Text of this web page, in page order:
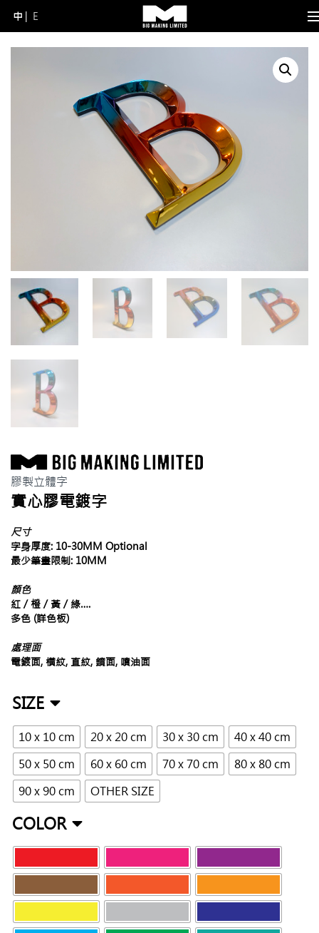
中 E
膠製立體字
實心膠電鍍字
尺寸
字身厚度: 10-30MM Optional
最少筆畫限制: 10MM
顏色
紅 / 橙 / 黃 / 綠….
多色 (詳色板)
處理面
電鍍面, 橫紋, 直紋, 鏡面, 噴油面
SIZE
10 x 10 cm 20 x 20 cm 30 x 30 cm
40 x 40 cm
50 x 50 cm
60 x 60 cm 70 x 70 cm
80 x 80 cm
90 x 90 cm
OTHER SIZE
COLOR